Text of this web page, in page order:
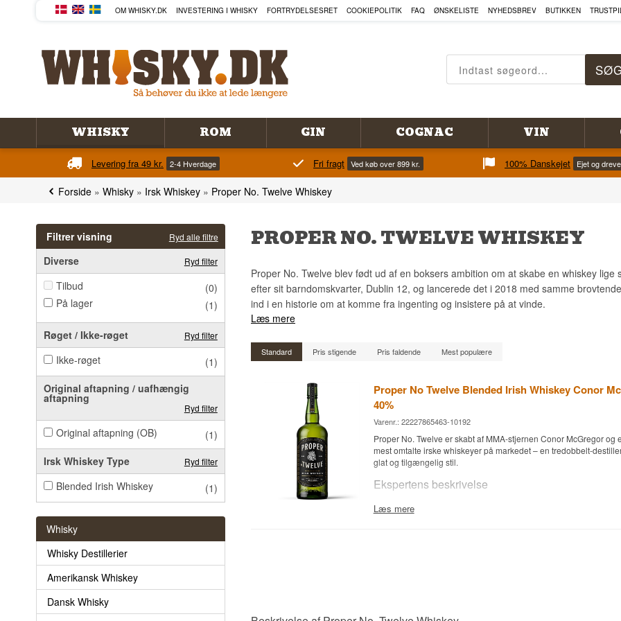
OM WHISKY.DK INVESTERING I WHISKY FORTRYDELSESRET COOKIEPOLITIK FAQ ØNSKELISTE NYHEDSBREV BUTIKKEN
WHISKY ROM GIN COGNAC VIN
Levering fra 49 kr. 2-4 Hverdage Fri fragt Ved køb over 899 kr. 100% Danskejet Ejet og
Forside » Whisky » Irsk Whiskey » Proper No. Twelve Whiskey
Filtrer visning Ryd alle filtre
Diverse Ryd filter
Tilbud
(0)
På lager
(1)
Røget / Ikke-røget Ryd filter
Ikke-røget
(1)
Original aftapning / uafhængig
aftapning
Ryd filter
Original aftapning (OB)
(1)
Irsk Whiskey Type
Ryd filter
Blended Irish Whiskey (1)
Whisky
Whisky Destillerier
Amerikansk Whiskey
Dansk Whisky
PROPER NO. TWELVE WHISKEY
Proper No. Twelve blev født ud af en boksers ambition om at skabe en whiskey
efter sit barndomskvarter, Dublin 12, og lancerede det i 2018 med samme
ind i en historie om at komme fra ingenting og insistere på at vinde.
Læs mere
Standard Pris stigende Pris faldende Mest populære
Proper No Twelve Blended Irish Whiskey Conor
40%
Varenr.: 22227865463-10192
Proper No. Twelve er skabt af MMA-stjernen Conor McGregor og
mest omtalte irske whiskeyer på markedet – en tredobbelt-
glat og tilgængelig stil.
Ekspertens beskrivelse
Proper No. Twelve er en Blended Irish Whiskey, aftappet ved 40 %.
Læs mere